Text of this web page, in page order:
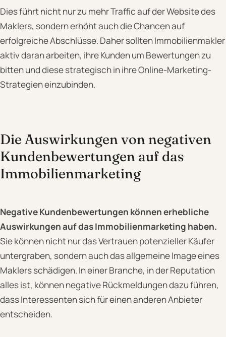
Dies führt nicht nur zu mehr Traffic auf der Website des
Maklers, sondern erhöht auch die Chancen auf
erfolgreiche Abschlüsse. Daher sollten Immobilienmakler
aktiv daran arbeiten, ihre Kunden um Bewertungen zu
bitten und diese strategisch in ihre Online-Marketing-
Strategien einzubinden.
Die Auswirkungen von negativen
Kundenbewertungen auf das
Immobilienmarketing
Negative Kundenbewertungen können erhebliche
Auswirkungen auf das Immobilienmarketing haben.
Sie können nicht nur das Vertrauen potenzieller Käufer
untergraben, sondern auch das allgemeine Image eines
Maklers schädigen. In einer Branche, in der Reputation
alles ist, können negative Rückmeldungen dazu führen,
dass Interessenten sich für einen anderen Anbieter
entscheiden.